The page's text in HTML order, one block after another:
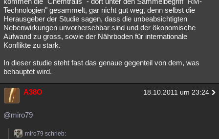
Technologien" gesammelt, gar nicht gut weg, denn selbst die
Herausgeber der Studie sagen, dass die unbeabsichtigten
Nebenwirkungen unvorhersehbar sind und der ökonomische
Aufwand zu gross, sowie der Nährboden für internationale
Konflikte zu stark.
In dieser studie steht fast das genaue gegenteil von dem, was
behauptet wird.
A38O 18.10.2011 um 23:24
@miro79
miro79 schrieb: